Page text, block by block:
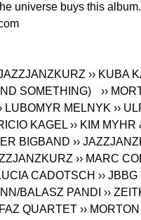
universe buys this
JAZZJANZKURZ ›› KUBA
SOMETHING)
››
LUBOMYR MELNYK ››
KAGEL ›› KIM
BIGBAND ››
›› MARC
CADOTSCH ››
BALASZ PANDI ››
QUARTET ››